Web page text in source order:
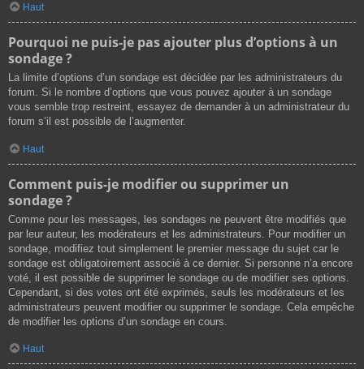
Haut
Pourquoi ne puis-je pas ajouter plus d’options à un
sondage ?
La limite d’options d’un sondage est décidée par les administrateurs du
forum. Si le nombre d’options que vous pouvez ajouter à un sondage
vous semble trop restreint, essayez de demander à un administrateur du
forum s’il est possible de l’augmenter.
Haut
Comment puis-je modifier ou supprimer un
sondage ?
Comme pour les messages, les sondages ne peuvent être modifiés que
par leur auteur, les modérateurs et les administrateurs. Pour modifier un
sondage, modifiez tout simplement le premier message du sujet car le
sondage est obligatoirement associé à ce dernier. Si personne n’a encore
voté, il est possible de supprimer le sondage ou de modifier ses options.
Cependant, si des votes ont été exprimés, seuls les modérateurs et les
administrateurs peuvent modifier ou supprimer le sondage. Cela empêche
de modifier les options d’un sondage en cours.
Haut